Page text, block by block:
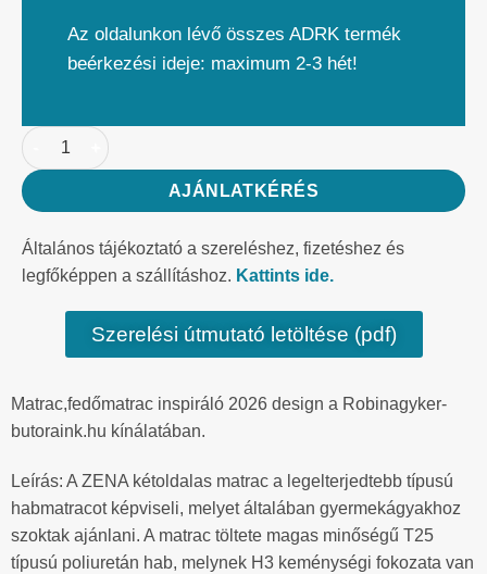
Az oldalunkon lévő összes ADRK termék
beérkezési ideje: maximum 2-3 hét!
AJÁNLATKÉRÉS
Általános tájékoztató a szereléshez, fizetéshez és
legfőképpen a szállításhoz. Kattints ide.
Szerelési útmutató letöltése (pdf)
Matrac,fedőmatrac inspiráló 2026 design a Robinagyker-
butoraink.hu kínálatában.
Leírás: A ZENA kétoldalas matrac a legelterjedtebb típusú
habmatracot képviseli, melyet általában gyermekágyakhoz
szoktak ajánlani. A matrac töltete magas minőségű T25
típusú poliuretán hab, melynek H3 keménységi fokozata van